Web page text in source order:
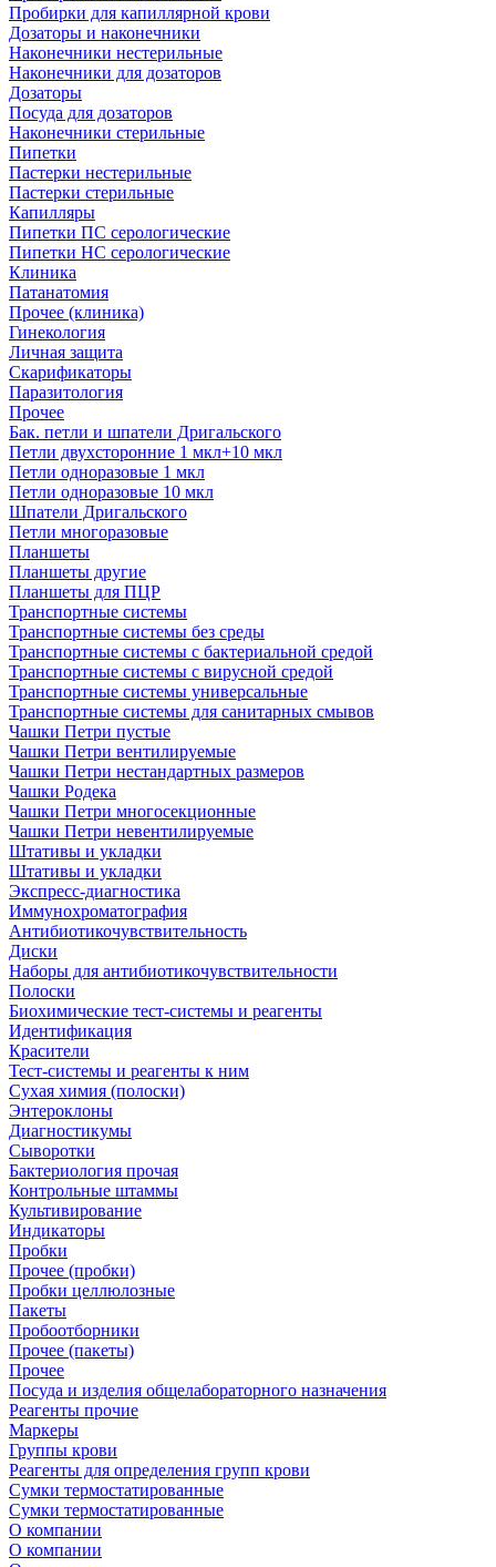
Пробирки для капиллярной крови
Дозаторы и наконечники
Наконечники нестерильные
Наконечники для дозаторов
Дозаторы
Посуда для дозаторов
Наконечники стерильные
Пипетки
Пастерки нестерильные
Пастерки стерильные
Капилляры
Пипетки ПС серологические
Пипетки НС серологические
Клиника
Патанатомия
Прочее (клиника)
Гинекология
Личная защита
Скарификаторы
Паразитология
Прочее
Бак. петли и шпатели Дригальского
Петли двухсторонние 1 мкл+10 мкл
Петли одноразовые 1 мкл
Петли одноразовые 10 мкл
Шпатели Дригальского
Петли многоразовые
Планшеты
Планшеты другие
Планшеты для ПЦР
Транспортные системы
Транспортные системы без среды
Транспортные системы с бактериальной средой
Транспортные системы с вирусной средой
Транспортные системы универсальные
Транспортные системы для санитарных смывов
Чашки Петри пустые
Чашки Петри вентилируемые
Чашки Петри нестандартных размеров
Чашки Родека
Чашки Петри многосекционные
Чашки Петри невентилируемые
Штативы и укладки
Штативы и укладки
Экспресс-диагностика
Иммунохроматография
Антибиотикочувствительность
Диски
Наборы для антибиотикочувствительности
Полоски
Биохимические тест-системы и реагенты
Идентификация
Красители
Тест-системы и реагенты к ним
Сухая химия (полоски)
Энтероклоны
Диагностикумы
Сыворотки
Бактериология прочая
Контрольные штаммы
Культивирование
Индикаторы
Пробки
Прочее (пробки)
Пробки целлюлозные
Пакеты
Пробоотборники
Прочее (пакеты)
Прочее
Посуда и изделия общелабораторного назначения
Реагенты прочие
Маркеры
Группы крови
Реагенты для определения групп крови
Сумки термостатированные
Сумки термостатированные
О компании
О компании